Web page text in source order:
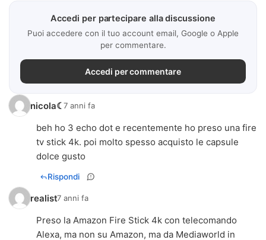
Accedi per partecipare alla discussione
Puoi accedere con il tuo account email, Google o Apple
per commentare.
Accedi per commentare
nicola☾7 anni fa
beh ho 3 echo dot e recentemente ho preso una fire
tv stick 4k. poi molto spesso acquisto le capsule
dolce gusto
Rispondi
realist7 anni fa
Preso la Amazon Fire Stick 4k con telecomando
Alexa, ma non su Amazon, ma da Mediaworld in